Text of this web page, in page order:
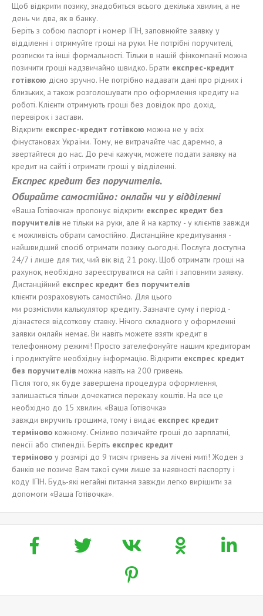
Щоб відкрити позику, знадобиться всього декілька хвилин, а не
день чи два, як в банку.
Беріть з собою паспорт і номер ІПН, заповнюйте заявку у
відділенні і отримуйте гроші на руки. Не потрібні поручителі,
розписки та інші формальності. Тільки в нашій фінкомпанії можна
позичити гроші надзвичайно швидко. Брати експрес-кредит
готівкою дісно зручно. Не потрібно надавати дані про рідних і
близьких, а також розголошувати про оформлення кредиту на
роботі. Клієнти отримують гроші без довідок про дохід,
перевірок і застави.
Відкрити експрес-кредит готівкою можна не у всіх
фінустановах України. Тому, не витрачайте час даремно, а
звертайтеся до нас. До речі кажучи, можете подати заявку на
кредит на сайті і отримати гроші у відділенні.
Експрес кредит без поручителів.
Обирайтесамостійно: онлайн чи у відділенні
«Ваша Готівочка» пропонує відкрити експрес кредит без
поручителів не тільки на руки, але й на картку - у клієнтів завжди
є можливість обрати самостійно. Дистанційне кредитування -
найшвидший спосіб отримати позику сьогодні. Послуга доступна
24/7 і лише для тих, чий вік від 21 року. Щоб отримати гроші на
рахунок, необхідно зареєструватися на сайті і заповнити заявку.
Дистанційний експрес кредит без поручителів
клієнти розраховують самостійно. Для цього
ми розмістили калькулятор кредиту. Зазначте суму і період -
дізнаєтеся відсоткову ставку. Нічого складного у оформленні
заявки онлайн немає. Ви навіть можете взяти кредит в
телефонному режимі! Просто зателефонуйте нашим кредиторам
і продиктуйте необхідну інформацію. Відкрити експрес кредит
без поручителів можна навіть на 200 гривень.
Після того, як буде завершена процедура оформлення,
залишається тільки дочекатися переказу коштів. На все це
необхідно до 15 хвилин. «Ваша Готівочка»
завжди виручить грошима, тому і видає експрес кредит
терміново кожному. Сміливо позичайте гроші до зарплатні,
пенсїї або стипендії. Беріть експрес кредит
терміново у розмірі до 9 тисяч гривень за лічені миті! Жоден з
банків не позиче Вам такої суми лише за наявності паспорту і
коду ІПН. Будь-які негайні питання завжди легко вирішити за
допомоги «Ваша Готівочка».